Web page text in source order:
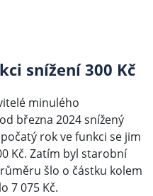
snížení 300 Kč
minulého
března 2024 snížený
rok ve funkci se jim
Kč. Zatím byl starobní
šlo o částku kolem
7 075 Kč.